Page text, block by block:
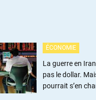
ÉCONOMIE
La guerre en
pas le dollar.
pourrait s’en